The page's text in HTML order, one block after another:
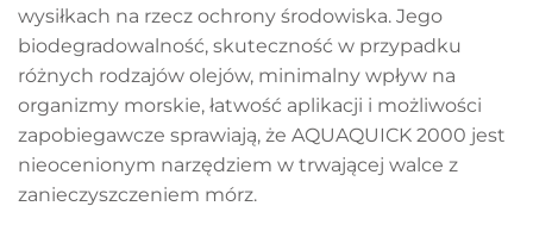
wysiłkach na rzecz ochrony środowiska. Jego
biodegradowalność, skuteczność w przypadku
różnych rodzajów olejów, minimalny wpływ na
organizmy morskie, łatwość aplikacji i możliwości
zapobiegawcze sprawiają, że AQUAQUICK 2000 jest
nieocenionym narzędziem w trwającej walce z
zanieczyszczeniem mórz.